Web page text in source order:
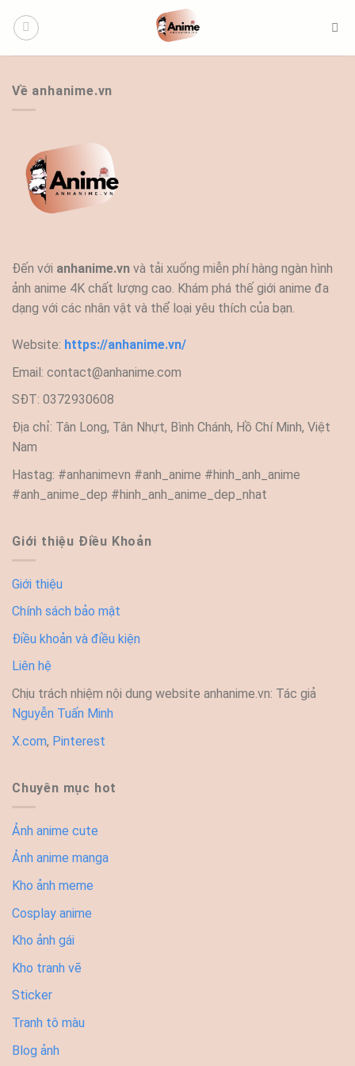
qua
Về anhanime.vn
Đến với anhanime.vn và tải xuống miễn phí hàng ngàn hình
ảnh anime 4K chất lượng cao. Khám phá thế giới anime đa
dạng với các nhân vật và thể loại yêu thích của bạn.
Website: https://anhanime.vn/
Email: contact@anhanime.com
SĐT: 0372930608
Địa chỉ: Tân Long, Tân Nhựt, Bình Chánh, Hồ Chí Minh, Việt
Nam
Hastag: #anhanimevn #anh_anime #hinh_anh_anime
#anh_anime_dep #hinh_anh_anime_dep_nhat
Giới thiệu Điều Khoản
Giới thiệu
Chính sách bảo mật
Điều khoản và điều kiện
Liên hệ
Chịu trách nhiệm nội dung website anhanime.vn: Tác giả
Nguyễn Tuấn Minh
X.com, Pinterest
Chuyên mục hot
Ảnh anime cute
Ảnh anime manga
Kho ảnh meme
Cosplay anime
Kho ảnh gái
Kho tranh vẽ
Sticker
Tranh tô màu
Blog ảnh